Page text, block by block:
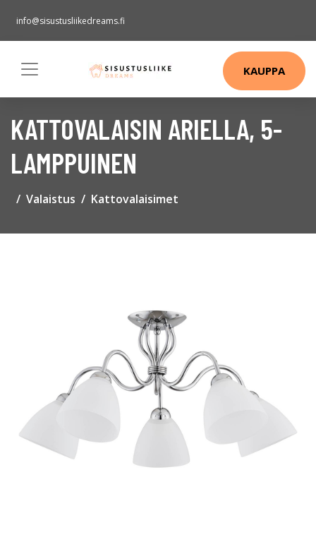
info@sisustusliikedreams.fi
KAUPPA
KATTOVALAISIN ARIELLA, 5-
LAMPPUINEN
Valaistus Kattovalaisimet